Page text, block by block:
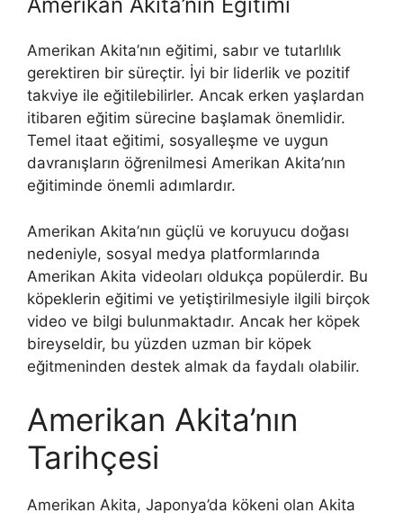
Amerikan Akita’nın eğitimi, sabır ve tutarlılık
gerektiren bir süreçtir. İyi bir liderlik ve pozitif
takviye ile eğitilebilirler. Ancak erken yaşlardan
itibaren eğitim sürecine başlamak önemlidir.
Temel itaat eğitimi, sosyalleşme ve uygun
davranışların öğrenilmesi Amerikan Akita’nın
eğitiminde önemli adımlardır.
Amerikan Akita’nın güçlü ve koruyucu doğası
nedeniyle, sosyal medya platformlarında
Amerikan Akita videoları oldukça popülerdir. Bu
köpeklerin eğitimi ve yetiştirilmesiyle ilgili birçok
video ve bilgi bulunmaktadır. Ancak her köpek
bireyseldir, bu yüzden uzman bir köpek
eğitmeninden destek almak da faydalı olabilir.
Amerikan Akita’nın
Tarihçesi
Amerikan Akita, Japonya’da kökeni olan Akita